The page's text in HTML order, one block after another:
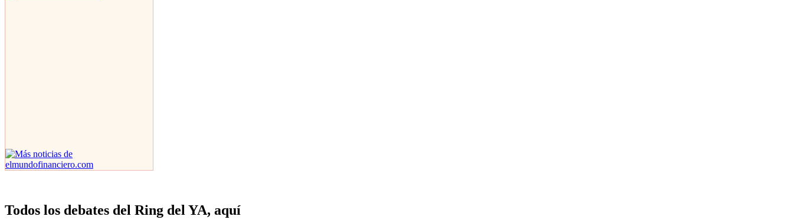
Todos los debates del Ring del YA, aquí